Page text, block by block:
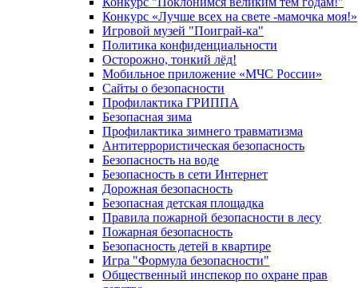
Конкурс «Лучше всех на свете -мамочка моя!»
Игровой музей "Поиграй-ка"
Политика конфиденциальности
Осторожно, тонкий лёд!
Мобильное приложение «МЧС России»
Сайты о безопасности
Профилактика ГРИППА
Безопасная зима
Профилактика зимнего травматизма
Антитеррористическая безопасность
Безопасность на воде
Безопасность в сети Интернет
Дорожная безопасность
Безопасная детская площадка
Правила пожарной безопасности в лесу
Пожарная безопасность
Безопасность детей в квартире
Игра "Формула безопасности"
Общественный инспекор по охране прав